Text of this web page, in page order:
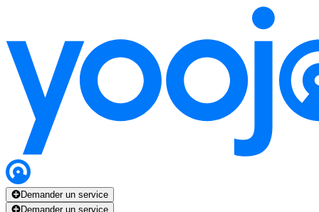
Demander un service
Demander un service